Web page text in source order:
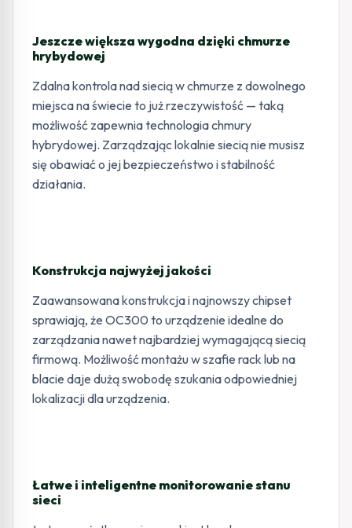
Jeszcze większa wygodna dzięki chmurze
hrybydowej
Zdalna kontrola nad siecią w chmurze z dowolnego
miejsca na świecie to już rzeczywistość — taką
możliwość zapewnia technologia chmury
hybrydowej. Zarządzając lokalnie siecią nie musisz
się obawiać o jej bezpieczeństwo i stabilność
działania.
Konstrukcja najwyżej jakości
Zaawansowana konstrukcja i najnowszy chipset
sprawiają, że OC300 to urządzenie idealne do
zarządzania nawet najbardziej wymagającą siecią
firmową. Możliwość montażu w szafie rack lub na
blacie daje dużą swobodę szukania odpowiedniej
lokalizacji dla urządzenia.
Łatwe i inteligentne monitorowanie stanu
sieci